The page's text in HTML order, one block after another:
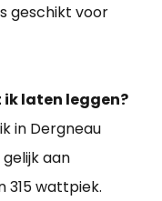
geschikt voor
ik laten leggen?
in Dergneau
aan
315 wattpiek.